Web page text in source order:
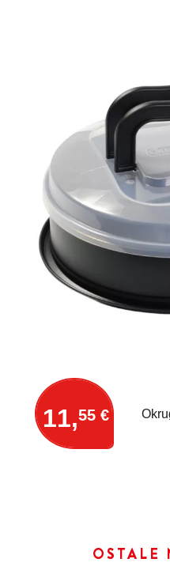
11,55 €
OSTALE